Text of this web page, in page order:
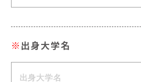
※出身大学名